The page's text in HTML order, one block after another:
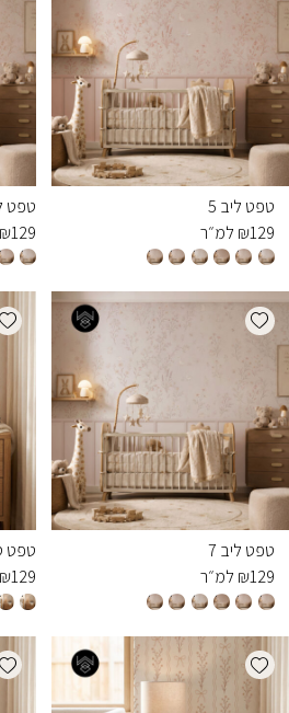
טפט ליב 5
₪129 למ״ר
טפט
₪129
Add wishlist
טפט ליב 7
₪129 למ״ר
טפט
₪129
Add wishlist